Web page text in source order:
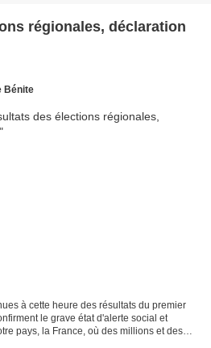
régionales, déclaration
Bénite
à cette heure des résultats du premier
le grave état d'alerte social et
pays, la France, où des millions et des